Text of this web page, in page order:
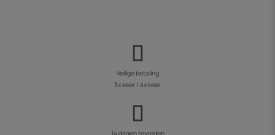
Veilige betaling
3x keer / 4x keer